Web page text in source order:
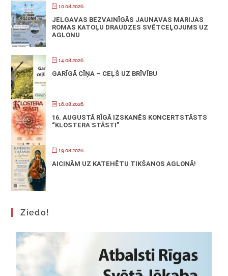
10.08.2026.
JELGAVAS BEZVAINĪGĀS JAUNAVAS MARIJAS
ROMAS KATOĻU DRAUDZES SVĒTCEĻOJUMS UZ
AGLONU
14.08.2026.
GARĪGĀ CĪŅA – CEĻŠ UZ BRĪVĪBU
16.08.2026.
16. AUGUSTĀ RĪGĀ IZSKANĒS KONCERTSTĀSTS
“KLOSTERA STĀSTI”
19.08.2026.
AICINĀM UZ KATEHĒTU TIKŠANOS AGLONĀ!
Ziedo!